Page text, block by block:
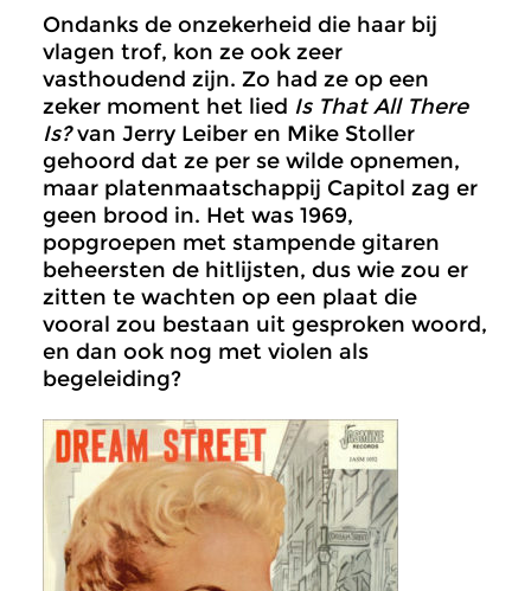
Ondanks de onzekerheid die haar bij
vlagen trof, kon ze ook zeer
vasthoudend zijn. Zo had ze op een
zeker moment het lied Is That All There
Is?van Jerry Leiber en Mike Stoller
gehoord dat ze per se wilde opnemen,
maar platenmaatschappij Capitol zag er
geen brood in. Het was 1969,
popgroepen met stampende gitaren
beheersten de hitlijsten, dus wie zou er
zitten te wachten op een plaat die
vooral zou bestaan uit gesproken woord,
en dan ook nog met violen als
begeleiding?